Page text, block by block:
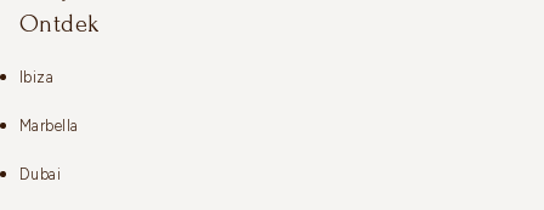
Ontdek
Ibiza
Marbella
Dubai